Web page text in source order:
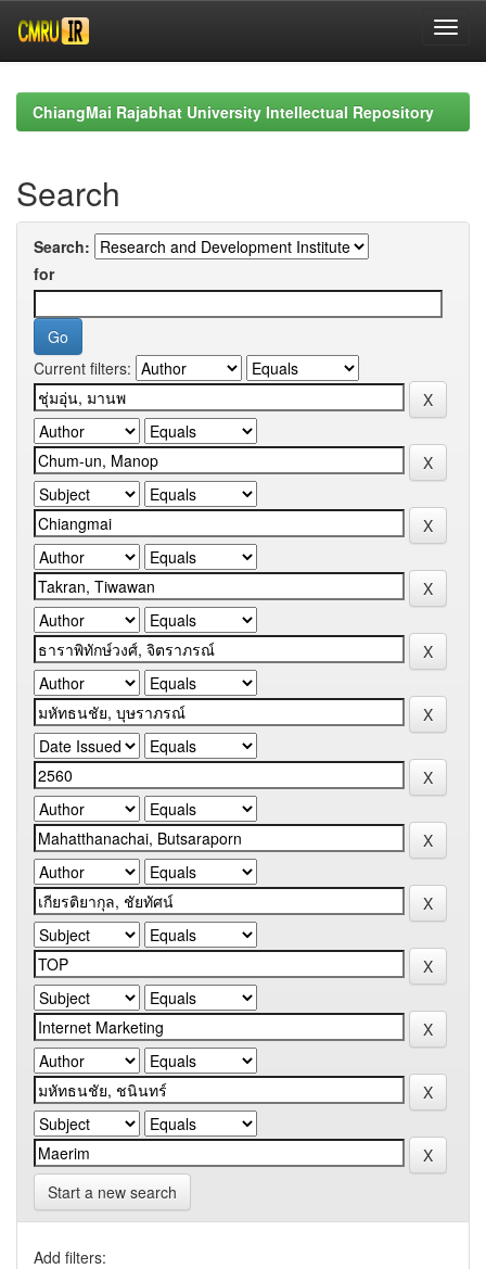
navigationChiangMai Rajabhat University Intellectual Repository
Search
Search:
for
Current filters:
Start a new search
Add filters: